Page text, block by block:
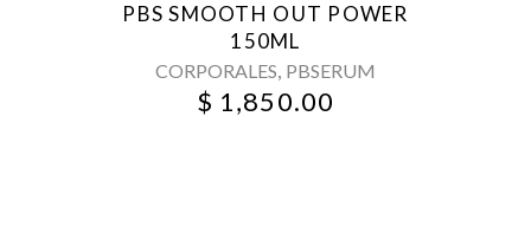
PBS SMOOTH OUT POWER
150ML
CORPORALES, PBSERUM
$ 1,850.00